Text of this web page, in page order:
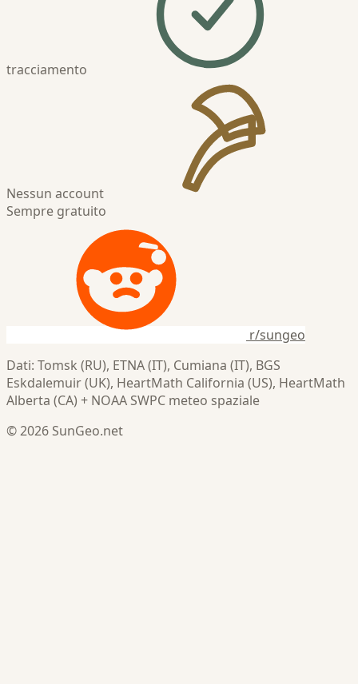
tracciamento
Nessun account
Sempre gratuito
r/sungeo
Dati: Tomsk (RU), ETNA (IT), Cumiana (IT), BGS
Eskdalemuir (UK), HeartMath California (US), HeartMath
Alberta (CA) + NOAA SWPC meteo spaziale
© 2026 SunGeo.net